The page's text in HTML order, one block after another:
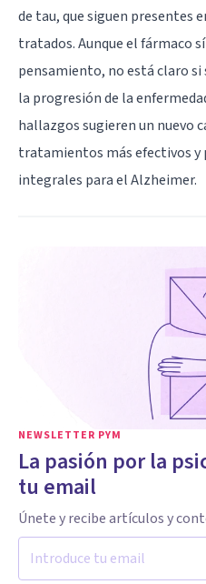
de tau, que siguen presentes
tratados. Aunque el fármaco
pensamiento, no está claro
la progresión de la
hallazgos sugieren un nuevo
tratamientos más efectivos
integrales para el Alzheimer.
NEWSLETTER PYM
La pasión por la
tu email
Únete y recibe artículos y